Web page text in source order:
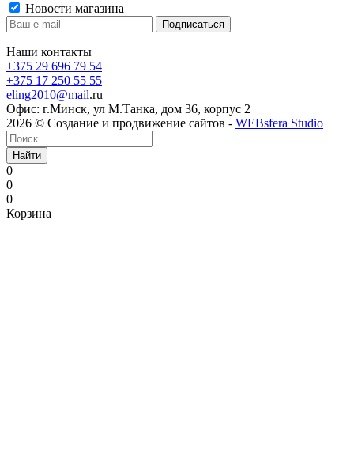
Новости магазина
Наши контакты
+375 29 696 79 54
+375 17 250 55 55
eling2010@mail.ru
Офис: г.Минск, ул М.Танка, дом 36, корпус 2
2026 © Создание и продвижение сайтов - WEBsfera Studio
Найти
0
0
0
Корзина